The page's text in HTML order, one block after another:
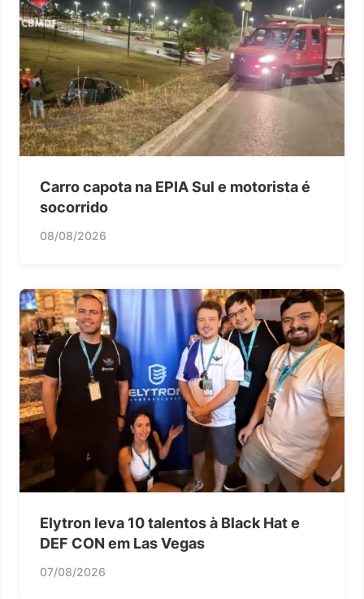
Carro capota na EPIA Sul e motorista é
socorrido
08/08/2026
Elytron leva 10 talentos à Black Hat e
DEF CON em Las Vegas
07/08/2026